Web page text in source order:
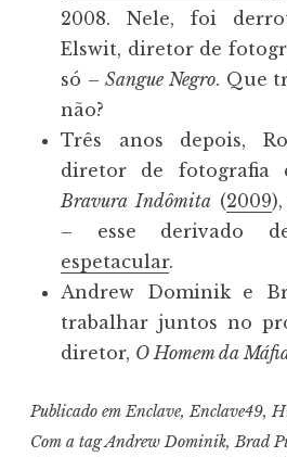
2008. Nele, foi
Elswit, diretor de
só –Sangue Negro. Que
não?
Três anos depois,
diretor de fotografia
Bravura Indômita(2009
– esse derivado
espetacular.
Andrew Dominik e
trabalhar juntos no
diretor, O Homem da
Publicado emEnclave,Enclave49,
Com a tagAndrew Dominik,Brad